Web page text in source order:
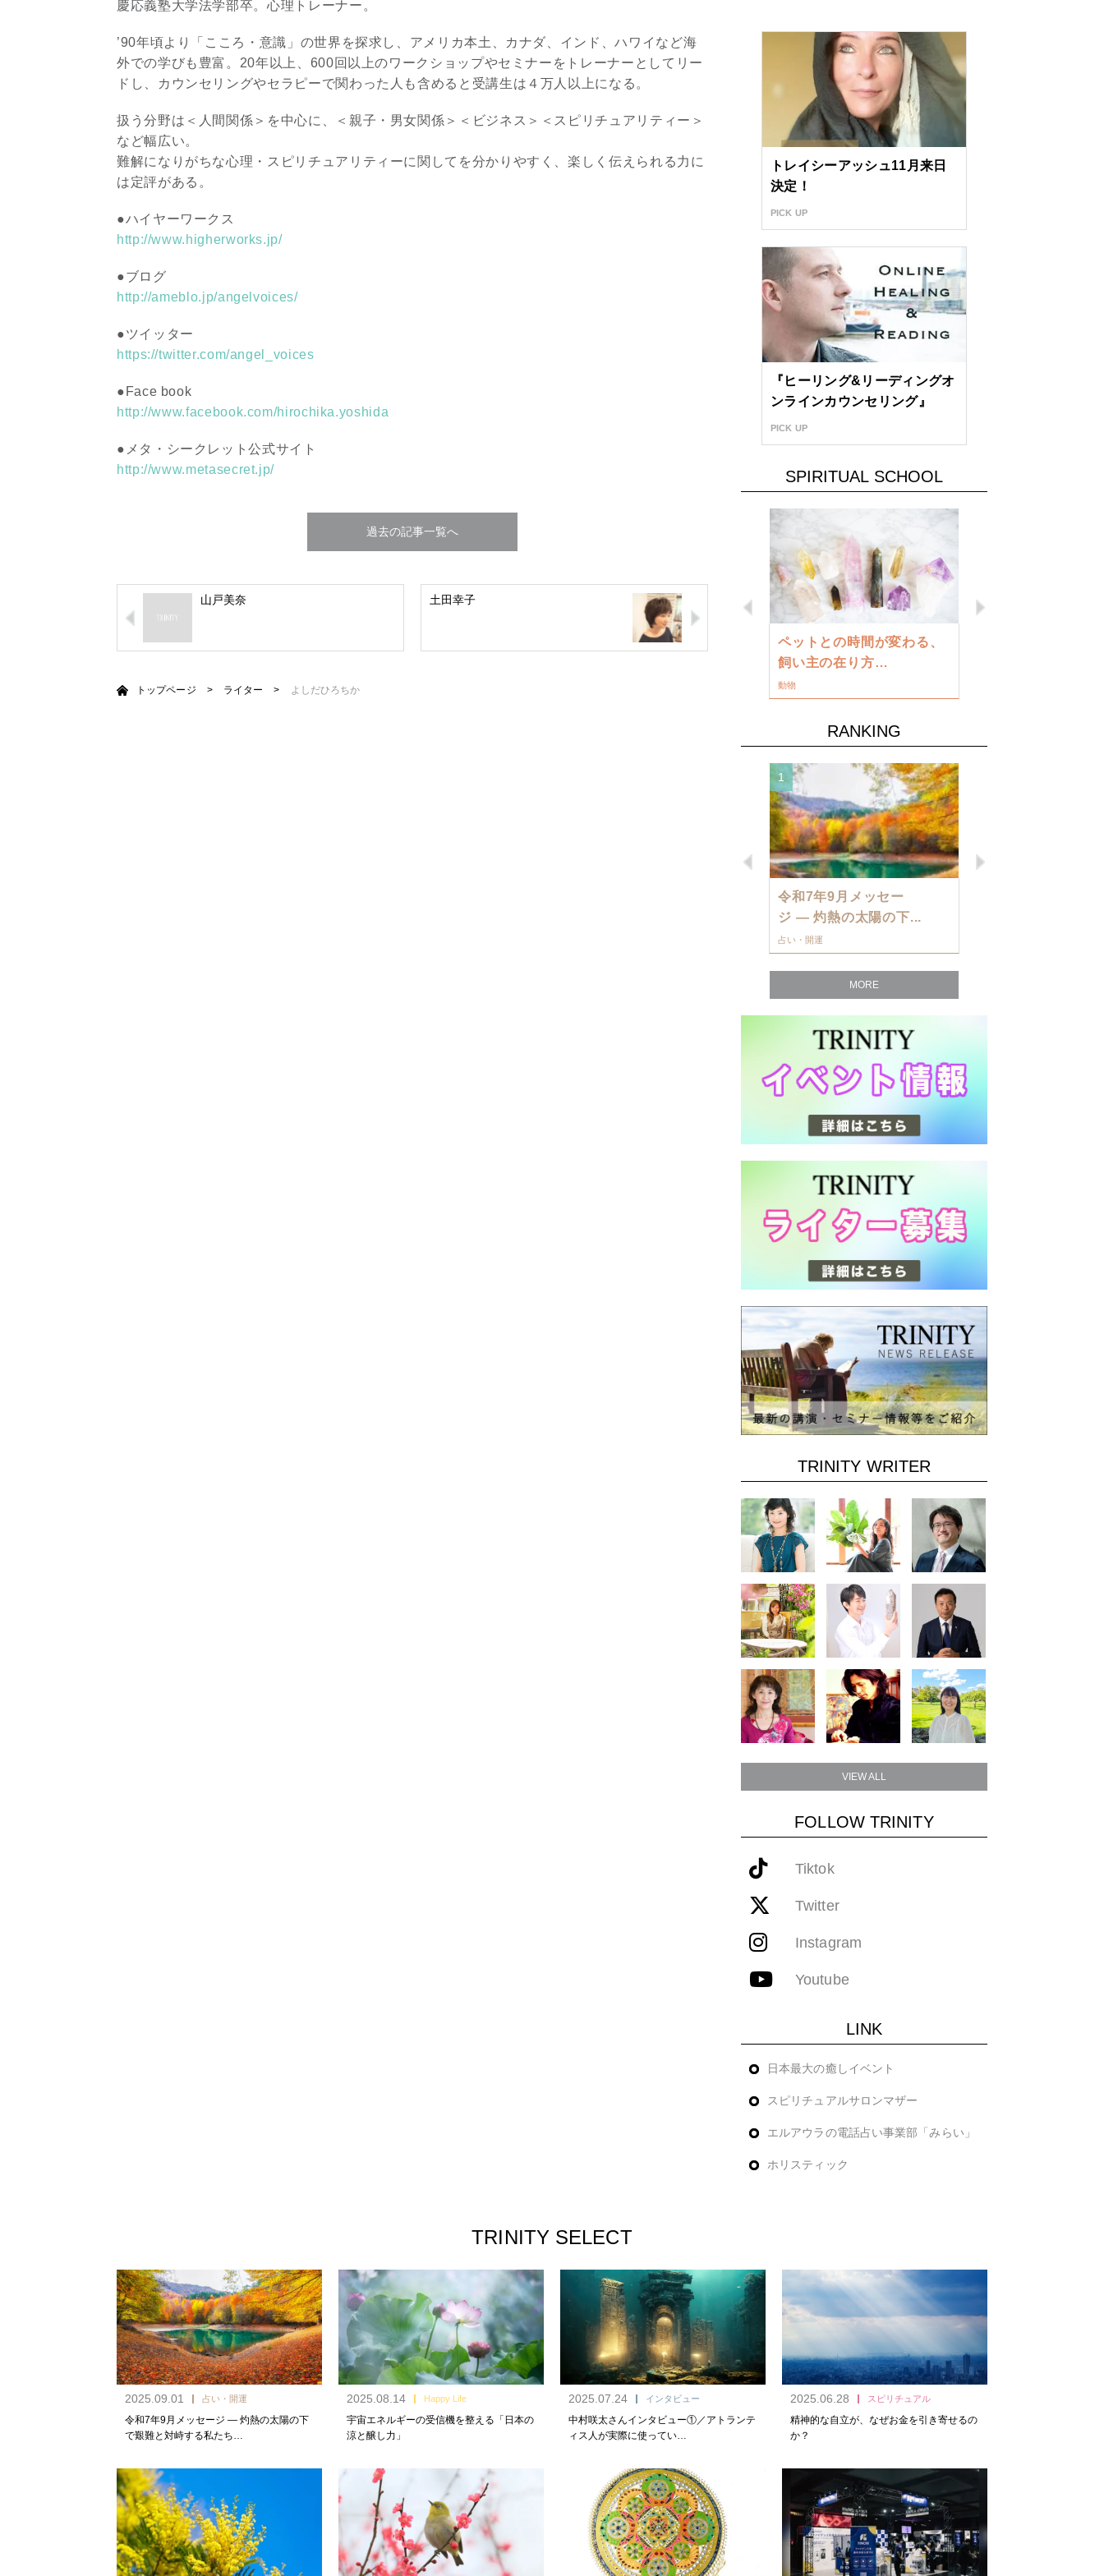
慶応義塾大学法学部卒。心理トレーナー。
’90年頃より「こころ・意識」の世界を探求し、アメリカ本土、カナダ、インド、ハワイなど海
外での学びも豊富。20年以上、600回以上のワークショップやセミナーをトレーナーとしてリー
ドし、カウンセリングやセラピーで関わった人も含めると受講生は４万人以上になる。
扱う分野は＜人間関係＞を中心に、＜親子・男女関係＞＜ビジネス＞＜スピリチュアリティー＞
など幅広い。
難解になりがちな心理・スピリチュアリティーに関してを分かりやすく、楽しく伝えられる力に
は定評がある。
●ハイヤーワークス
http://www.higherworks.jp/
●ブログ
http://ameblo.jp/angelvoices/
●ツイッター
https://twitter.com/angel_voices
●Face book
http://www.facebook.com/hirochika.yoshida
●メタ・シークレット公式サイト
http://www.metasecret.jp/
過去の記事一覧へ
山戸美奈 土田幸子
トップページ > ライター > よしだひろちか
トレイシーアッシュ11月来日
決定！
PICK UP
『ヒーリング&リーディングオ
ンラインカウンセリング』
PICK UP
SPIRITUAL SCHOOL
Previous
スピリチュアルは現実を動
かす原動力～あ…
ペットとの時間が変わる、
飼い主の在り方…
動物
RANKING
Previous
1
令和7年9月メッセー
ジ — 灼熱の太陽の下...
占い・開運
MORE
TRINITY WRITER
VIEW ALL
FOLLOW TRINITY
Tiktok
Twitter
Instagram
Youtube
LINK
日本最大の癒しイベント
スピリチュアルサロンマザー
エルアウラの電話占い事業部「みらい」
ホリスティック
TRINITY SELECT
2025.09.01 占い・開運
令和7年9月メッセージ — 灼熱の太陽の下
で艱難と対峙する私たち…
2025.08.14 Happy Life
宇宙エネルギーの受信機を整える「日本の
涼と醸し力」
2025.07.24 インタビュー
中村咲太さんインタビュー①／アトランテ
ィス人が実際に使ってい…
2025.06.28 スピリチュアル
精神的な自立が、なぜお金を引き寄せるの
か？